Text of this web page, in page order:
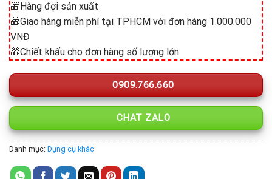
🎁Hàng đợi sản xuất
🎁Giao hàng miễn phí tại TPHCM với đơn hàng 1.000.000
VNĐ
🎁Chiết khấu cho đơn hàng số lượng lớn
0909.766.660
CHAT ZALO
Danh mục: Dụng cụ khác